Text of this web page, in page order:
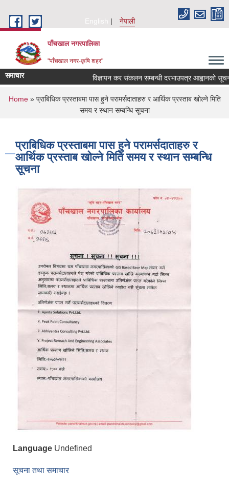
English
नेपाली
पाँचखाल नगरपालिका
"पाँचखाल नगर-कृषि शहर"
समाचार विज्ञापन कर संकलन सम्बन्धी दरभाउपत्र आह्वानको सूचना
You are here
Home» प्राबिधिक प्रस्ताबमा पास हुने परामर्सदाताहरु र आर्थिक प्रस्ताब खोल्ने मिति
समय र स्थान सम्बन्धि सूचना
प्राबिधिक प्रस्ताबमा पास हुने परामर्सदाताहरु र
आर्थिक प्रस्ताब खोल्ने मिति समय र स्थान सम्बन्धि
सूचना
Language Undefined
सूचना तथा समाचार